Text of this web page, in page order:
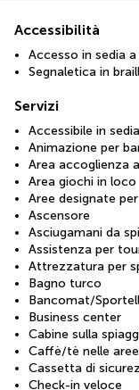
Accessibilità
Accesso in sedia
Segnaletica in
Servizi
Accessibile in
Animazione per
Area accoglienza
Area giochi in loco
Aree designate
Ascensore
Asciugamani da
Assistenza per
Attrezzatura per
Bagno turco
Bancomat/
Business center
Cabine sulla
Caffè/tè nelle
Cassetta di
Check-in veloce